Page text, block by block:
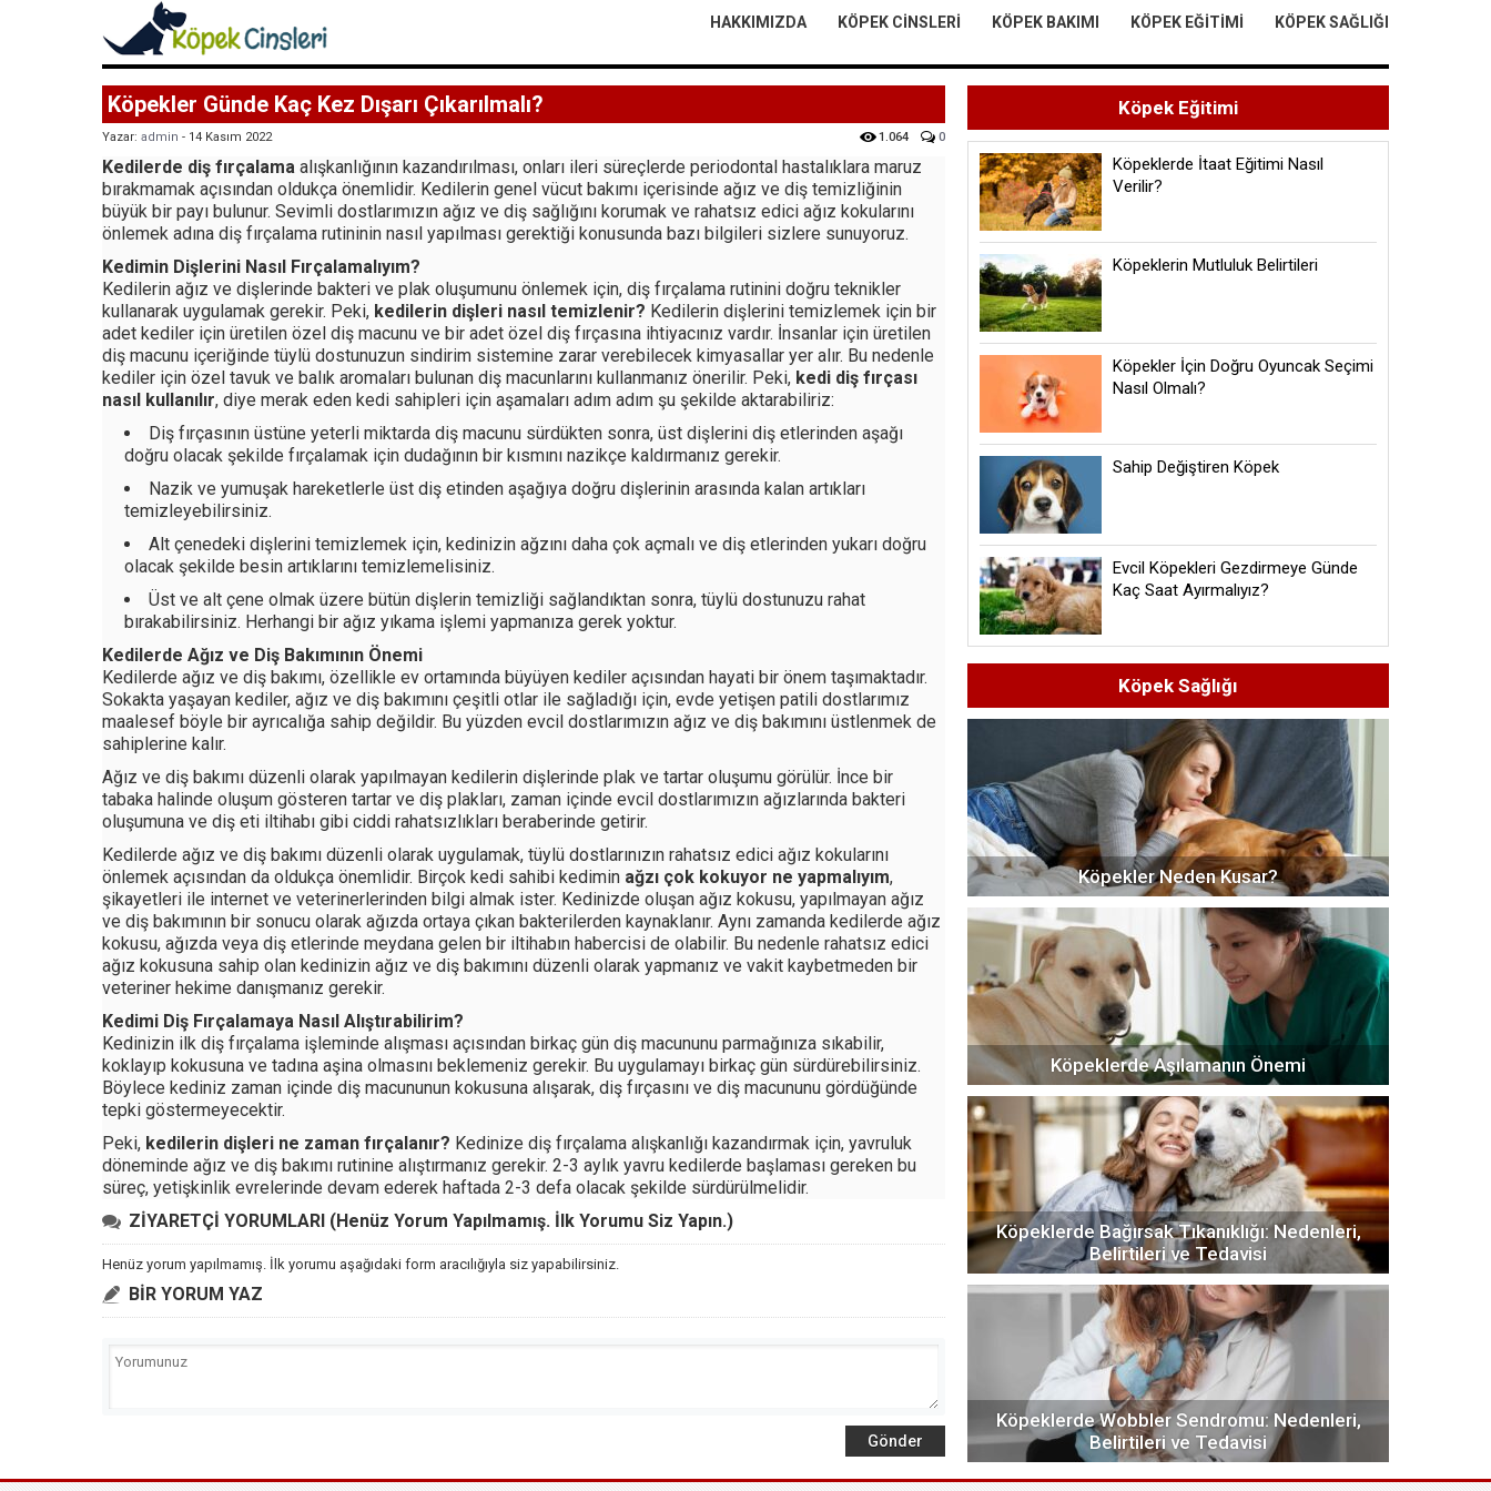
HAKKIMIZDA KÖPEK CINSLERI KÖPEK BAKIMI KÖPEK EĞITIMI KÖPEK SAĞLIĞI
Köpekler Günde Kaç Kez Dışarı Çıkarılmalı?
Yazar: admin - 14 Kasım 2022 1.064 0
Kedilerde diş fırçalama alışkanlığının kazandırılması, onları ileri süreçlerde periodontal hastalıklara maruz
bırakmamak açısından oldukça önemlidir. Kedilerin genel vücut bakımı içerisinde ağız ve diş temizliğinin
büyük bir payı bulunur. Sevimli dostlarımızın ağız ve diş sağlığını korumak ve rahatsız edici ağız kokularını
önlemek adına diş fırçalama rutininin nasıl yapılması gerektiği konusunda bazı bilgileri sizlere sunuyoruz.
Kedimin Dişlerini Nasıl Fırçalamalıyım?
Kedilerin ağız ve dişlerinde bakteri ve plak oluşumunu önlemek için, diş fırçalama rutinini doğru teknikler
kullanarak uygulamak gerekir. Peki, kedilerin dişleri nasıl temizlenir? Kedilerin dişlerini temizlemek için bir
adet kediler için üretilen özel diş macunu ve bir adet özel diş fırçasına ihtiyacınız vardır. İnsanlar için üretilen
diş macunu içeriğinde tüylü dostunuzun sindirim sistemine zarar verebilecek kimyasallar yer alır. Bu nedenle
kediler için özel tavuk ve balık aromaları bulunan diş macunlarını kullanmanız önerilir. Peki, kedi diş fırçası
nasıl kullanılır, diye merak eden kedi sahipleri için aşamaları adım adım şu şekilde aktarabiliriz:
Diş fırçasının üstüne yeterli miktarda diş macunu sürdükten sonra, üst dişlerini diş etlerinden aşağı
doğru olacak şekilde fırçalamak için dudağının bir kısmını nazikçe kaldırmanız gerekir.
Nazik ve yumuşak hareketlerle üst diş etinden aşağıya doğru dişlerinin arasında kalan artıkları
temizleyebilirsiniz.
Alt çenedeki dişlerini temizlemek için, kedinizin ağzını daha çok açmalı ve diş etlerinden yukarı doğru
olacak şekilde besin artıklarını temizlemelisiniz.
Üst ve alt çene olmak üzere bütün dişlerin temizliği sağlandıktan sonra, tüylü dostunuzu rahat
bırakabilirsiniz. Herhangi bir ağız yıkama işlemi yapmanıza gerek yoktur.
Kedilerde Ağız ve Diş Bakımının Önemi
Kedilerde ağız ve diş bakımı, özellikle ev ortamında büyüyen kediler açısından hayati bir önem taşımaktadır.
Sokakta yaşayan kediler, ağız ve diş bakımını çeşitli otlar ile sağladığı için, evde yetişen patili dostlarımız
maalesef böyle bir ayrıcalığa sahip değildir. Bu yüzden evcil dostlarımızın ağız ve diş bakımını üstlenmek de
sahiplerine kalır.
Ağız ve diş bakımı düzenli olarak yapılmayan kedilerin dişlerinde plak ve tartar oluşumu görülür. İnce bir
tabaka halinde oluşum gösteren tartar ve diş plakları, zaman içinde evcil dostlarımızın ağızlarında bakteri
oluşumuna ve diş eti iltihabı gibi ciddi rahatsızlıkları beraberinde getirir.
Kedilerde ağız ve diş bakımı düzenli olarak uygulamak, tüylü dostlarınızın rahatsız edici ağız kokularını
önlemek açısından da oldukça önemlidir. Birçok kedi sahibi kedimin ağzı çok kokuyor ne yapmalıyım,
şikayetleri ile internet ve veterinerlerinden bilgi almak ister. Kedinizde oluşan ağız kokusu, yapılmayan ağız
ve diş bakımının bir sonucu olarak ağızda ortaya çıkan bakterilerden kaynaklanır. Aynı zamanda kedilerde ağız
kokusu, ağızda veya diş etlerinde meydana gelen bir iltihabın habercisi de olabilir. Bu nedenle rahatsız edici
ağız kokusuna sahip olan kedinizin ağız ve diş bakımını düzenli olarak yapmanız ve vakit kaybetmeden bir
veteriner hekime danışmanız gerekir.
Kedimi Diş Fırçalamaya Nasıl Alıştırabilirim?
Kedinizin ilk diş fırçalama işleminde alışması açısından birkaç gün diş macununu parmağınıza sıkabilir,
koklayıp kokusuna ve tadına aşina olmasını beklemeniz gerekir. Bu uygulamayı birkaç gün sürdürebilirsiniz.
Böylece kediniz zaman içinde diş macununun kokusuna alışarak, diş fırçasını ve diş macununu gördüğünde
tepki göstermeyecektir.
Peki, kedilerin dişleri ne zaman fırçalanır? Kedinize diş fırçalama alışkanlığı kazandırmak için, yavruluk
döneminde ağız ve diş bakımı rutinine alıştırmanız gerekir. 2-3 aylık yavru kedilerde başlaması gereken bu
süreç, yetişkinlik evrelerinde devam ederek haftada 2-3 defa olacak şekilde sürdürülmelidir.
ZİYARETÇİ YORUMLARI (Henüz Yorum Yapılmamış. İlk Yorumu Siz Yapın.)
Henüz yorum yapılmamış. İlk yorumu aşağıdaki form aracılığıyla siz yapabilirsiniz.
BİR YORUM YAZ
Köpek Eğitimi
Köpeklerde İtaat Eğitimi Nasıl
Verilir?
Köpeklerin Mutluluk Belirtileri
Köpekler İçin Doğru Oyuncak Seçimi
Nasıl Olmalı?
Sahip Değiştiren Köpek
Evcil Köpekleri Gezdirmeye Günde
Kaç Saat Ayırmalıyız?
Köpek Sağlığı
Köpekler Neden Kusar?
Köpeklerde Aşılamanın Önemi
Köpeklerde Bağırsak Tıkanıklığı: Nedenleri,
Belirtileri ve Tedavisi
Köpeklerde Wobbler Sendromu: Nedenleri,
Belirtileri ve Tedavisi